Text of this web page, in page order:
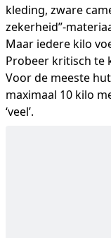
kleding, zware
zekerheid”-
Maar iedere kilo
Probeer kritisch te
Voor de meeste
maximaal 10 kilo
‘veel’.